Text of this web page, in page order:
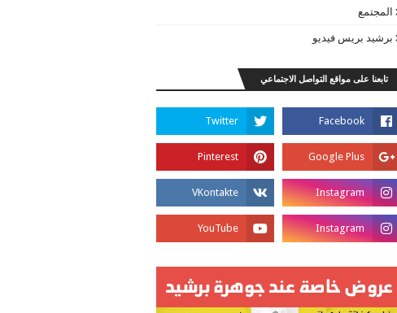
المجتمع
برشيد بريس فيديو
تابعنا على مواقع التواصل الاجتماعي